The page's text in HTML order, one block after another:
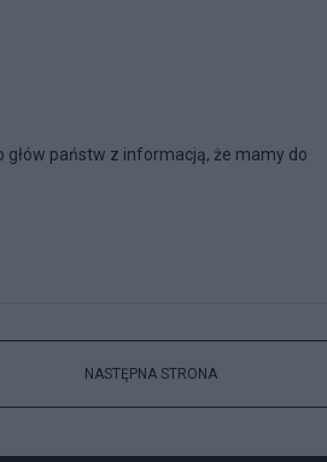
państw z informacją, że mamy do
NASTĘPNA STRONA